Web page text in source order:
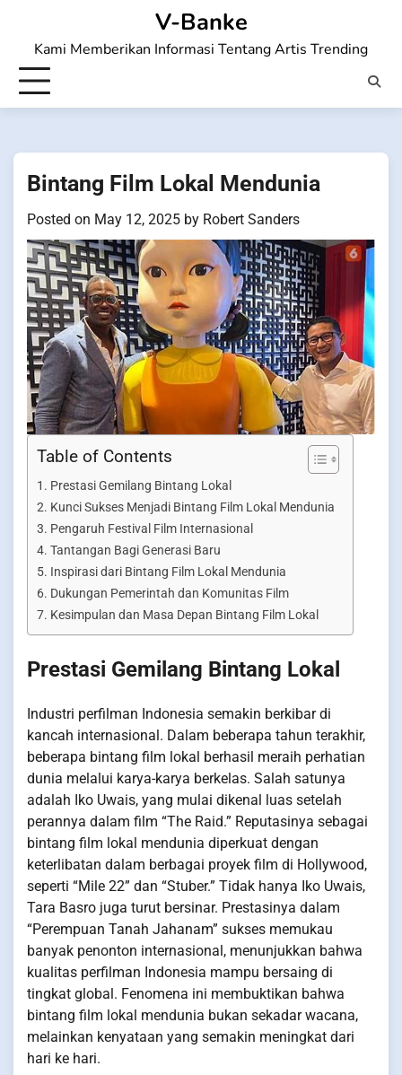
content
V-Banke
Kami Memberikan Informasi Tentang Artis Trending
Bintang Film Lokal Mendunia
Posted on May 12, 2025 by Robert Sanders
Table of Contents
Prestasi Gemilang Bintang Lokal
Kunci Sukses Menjadi Bintang Film Lokal Mendunia
Pengaruh Festival Film Internasional
Tantangan Bagi Generasi Baru
Inspirasi dari Bintang Film Lokal Mendunia
Dukungan Pemerintah dan Komunitas Film
Kesimpulan dan Masa Depan Bintang Film Lokal
Prestasi Gemilang Bintang Lokal
Industri perfilman Indonesia semakin berkibar di
kancah internasional. Dalam beberapa tahun terakhir,
beberapa bintang film lokal berhasil meraih perhatian
dunia melalui karya-karya berkelas. Salah satunya
adalah Iko Uwais, yang mulai dikenal luas setelah
perannya dalam film “The Raid.” Reputasinya sebagai
bintang film lokal mendunia diperkuat dengan
keterlibatan dalam berbagai proyek film di Hollywood,
seperti “Mile 22” dan “Stuber.” Tidak hanya Iko Uwais,
Tara Basro juga turut bersinar. Prestasinya dalam
“Perempuan Tanah Jahanam” sukses memukau
banyak penonton internasional, menunjukkan bahwa
kualitas perfilman Indonesia mampu bersaing di
tingkat global. Fenomena ini membuktikan bahwa
bintang film lokal mendunia bukan sekadar wacana,
melainkan kenyataan yang semakin meningkat dari
hari ke hari.